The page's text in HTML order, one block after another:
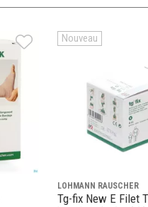
Nouveau
LOHMANN RAUSCHER
Tg-fix New E Filet